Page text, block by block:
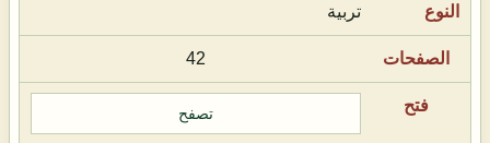
تربية
42
تصفح